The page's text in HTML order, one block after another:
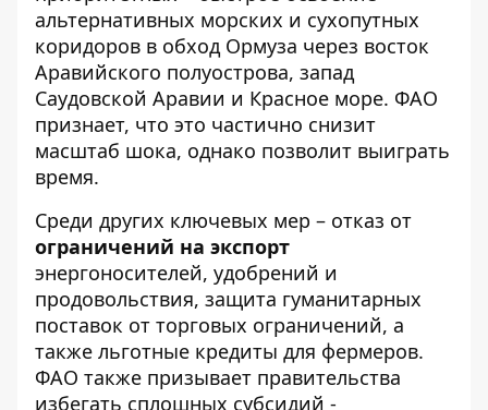
альтернативных морских и сухопутных
коридоров в обход Ормуза через восток
Аравийского полуострова, запад
Саудовской Аравии и Красное море. ФАО
признает, что это частично снизит
масштаб шока, однако позволит выиграть
время.
Среди других ключевых мер – отказ от
ограничений на экспорт
энергоносителей, удобрений и
продовольствия, защита гуманитарных
поставок от торговых ограничений, а
также льготные кредиты для фермеров.
ФАО также призывает правительства
избегать сплошных субсидий -